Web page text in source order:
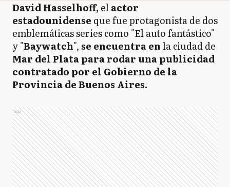
David Hasselhoff, elactor
estadounidense que fue protagonista de dos
emblemáticas series como "El auto fantástico"
y "Baywatch", se encuentra enla ciudad de
Mar del Plata para rodar una publicidad
contratado por el Gobierno de la
Provincia de Buenos Aires.
Ads